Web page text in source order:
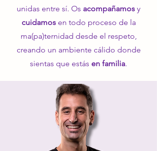
unidas entre sí. Os acompañamos y
cuidamos en todo proceso de la
ma(pa)ternidad desde el respeto,
creando un ambiente cálido donde
sientas que estás en familia.